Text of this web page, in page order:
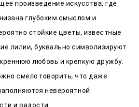
произведение искусства, где
глубоким смыслом и
стойкие цветы, известные
лилии, буквально символизируют
любовь и крепкую дружбу.
смело говорить, что даже
невероятной
и радости.